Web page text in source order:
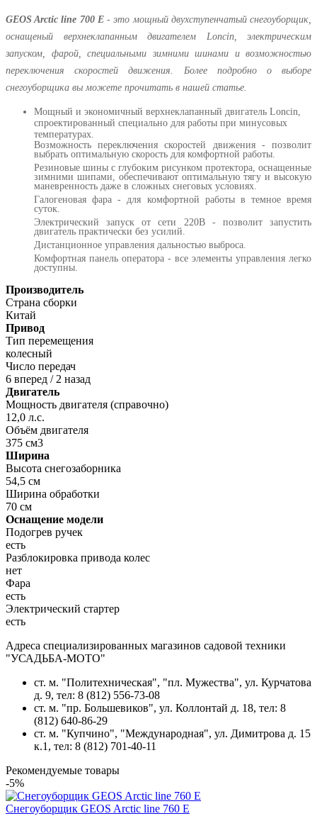
GEOS Arctic line 700 E- это мощный двухступенчатый снегоуборщик,
оснащеный верхнеклапанным двигателем Loncin, электрическим
запуском, фарой, специальными зимними шинами и возможностью
переключения скоростей движения. Более подробно о выборе
снегоуборщика вы можете прочитать в нашей статье.
Мощный и экономичный верхнеклапанный двигатель Loncin,
спроектированный специально для работы при минусовых
температурах.
Возможность переключения скоростей движения - позволит
выбрать оптимальную скорость для комфортной работы.
Резиновые шины с глубоким рисунком протектора, оснащенные
зимними шипами, обеспечивают оптимальную тягу и высокую
маневренность даже в сложных снеговых условиях.
Галогеновая фара - для комфортной работы в темное время
суток.
Электрический запуск от сети 220В - позволит запустить
двигатель практически без усилий.
Дистанционное управления дальностью выброса.
Комфортная панель оператора - все элементы управления легко
доступны.
Производитель
Страна сборки
Китай
Привод
Тип перемещения
колесный
Число передач
6 вперед / 2 назад
Двигатель
Мощность двигателя (справочно)
12,0 л.с.
Объём двигателя
375 см3
Ширина
Высота снегозаборника
54,5 см
Ширина обработки
70 см
Оснащение модели
Подогрев ручек
есть
Разблокировка привода колес
нет
Фара
есть
Электрический стартер
есть
Адреса специализированных магазинов садовой техники
"УСАДЬБА-МОТО"
ст. м. "Политехническая", "пл. Мужества", ул. Курчатова
д. 9, тел: 8 (812) 556-73-08
ст. м. "пр. Большевиков", ул. Коллонтай д. 18, тел: 8
(812) 640-86-29
ст. м. "Купчино", "Международная", ул. Димитрова д. 15
к.1, тел: 8 (812) 701-40-11
Рекомендуемые товары
-5%
Снегоуборщик GEOS Arctic line 760 E